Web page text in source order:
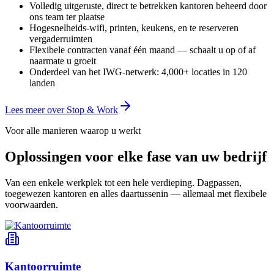
Volledig uitgeruste, direct te betrekken kantoren beheerd door
ons team ter plaatse
Hogesnelheids-wifi, printen, keukens, en te reserveren
vergaderruimten
Flexibele contracten vanaf één maand — schaalt u op of af
naarmate u groeit
Onderdeel van het IWG-netwerk: 4,000+ locaties in 120
landen
Lees meer over Stop & Work
Voor alle manieren waarop u werkt
Oplossingen voor elke fase van uw bedrijf
Van een enkele werkplek tot een hele verdieping. Dagpassen,
toegewezen kantoren en alles daartussenin — allemaal met flexibele
voorwaarden.
Kantoorruimte